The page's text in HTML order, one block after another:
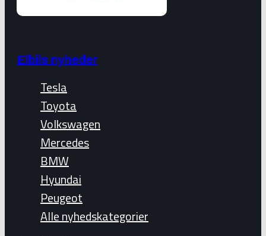
Elbils nyheder
Tesla
Toyota
Volkswagen
Mercedes
BMW
Hyundai
Peugeot
Alle nyhedskategorier